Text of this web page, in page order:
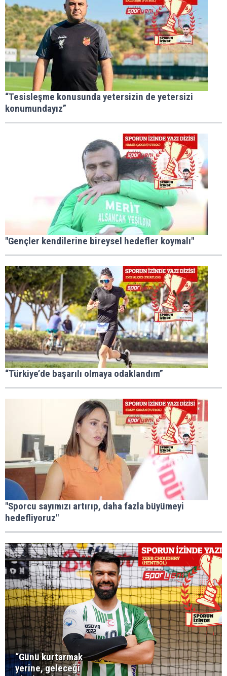
“Tesisleşme konusunda yetersizin de yetersizi
konumundayız”
"Gençler kendilerine bireysel hedefler koymalı"
“Türkiye’de başarılı olmaya odaklandım”
"Sporcu sayımızı artırıp, daha fazla büyümeyi
hedefliyoruz"
“Günü kurtarmak
yerine, geleceği